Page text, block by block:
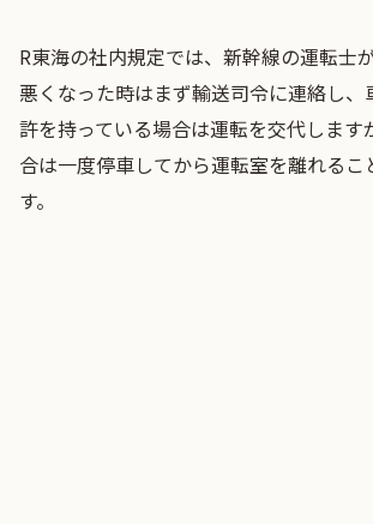
R東海の社内規定では、新幹線の運転士
悪くなった時はまず輸送司令に連絡し、
許を持っている場合は運転を交代します
合は一度停車してから運転室を離れるこ
す。